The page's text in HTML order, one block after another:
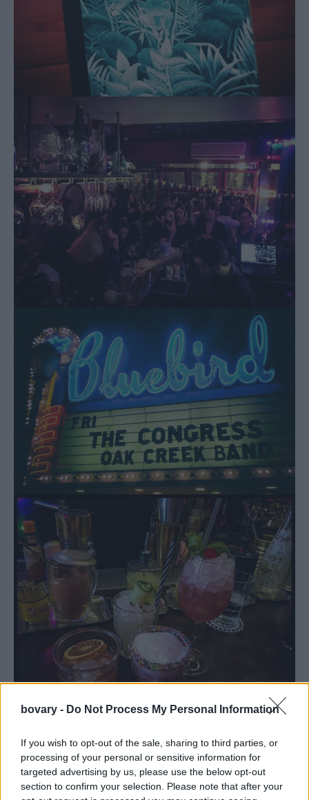
bovary - Do Not Process My Personal Information
If you wish to opt-out of the sale, sharing to third parties, or
processing of your personal or sensitive information for
targeted advertising by us, please use the below opt-out
section to confirm your selection. Please note that after your
Kiki de Grèce
εμπνευσμένο από την Alice Ernestine Prin, μούσα
καλλιτεχνών, ζωγράφο, μοντέλο, τραγουδίστρια και ηθοποιό
που μεσουράνησε τη δεκαετία του ’20 στο Παρίσι κι έγινε